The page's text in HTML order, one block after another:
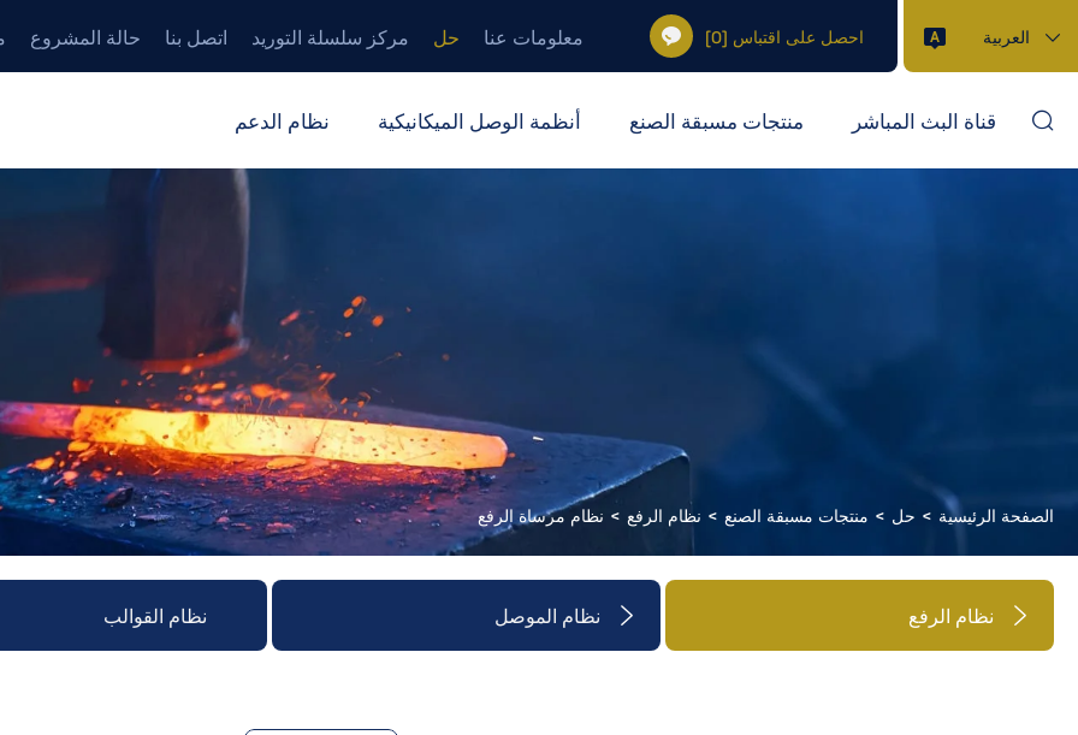
العربية احصل على اقتباس [
0
] معلومات عنا حل مركز سلسلة التوريد اتصل بنا حالة المشروع
قناة البث المباشر منتجات مسبقة الصنع أنظمة الوصل الميكانيكية نظام الدعم
الصفحة الرئيسية حل منتجات مسبقة الصنع نظام الرفع نظام مرساة الرفع
نظام الرفع نظام الموصل نظام القوالب